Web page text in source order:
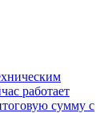
работает
сумму с